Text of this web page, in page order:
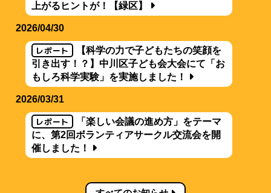
上がるヒントが！【緑区】
2026/04/30
レポート
【科学の力で子どもたちの笑顔を
引き出す！？】中川区子ども会大会にて「お
もしろ科学実験」を実施しました！
2026/03/31
レポート
「楽しい会議の進め方」をテーマ
に、第2回ボランティアサークル交流会を開
催しました！